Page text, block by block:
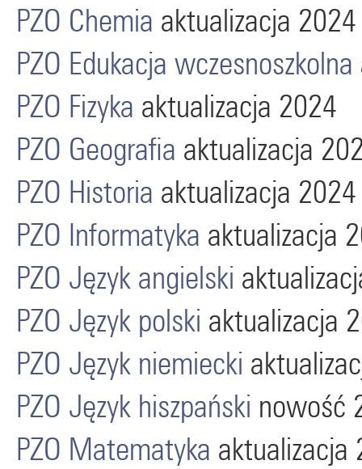
PZO Chemia aktualizacja 2024
PZO Edukacja wczesnoszkolna
PZO Fizyka aktualizacja 2024
PZO Geografia aktualizacja
PZO Historia aktualizacja 2024
PZO Informatyka aktualizacja
PZO Język angielski
PZO Język polski aktualizacja
PZO Język niemiecki
PZO Język hiszpański nowość
PZO Matematyka aktualizacja